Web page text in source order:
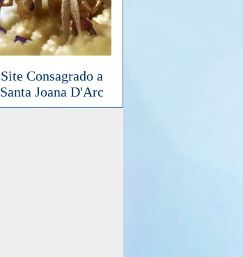
Site Consagrado a
Santa Joana D'Arc